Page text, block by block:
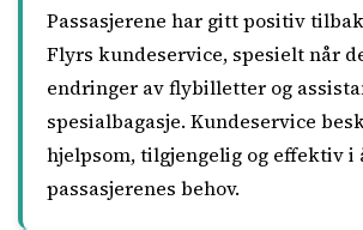
Passasjerene har gitt positiv
Flyrs kundeservice, spesielt når
endringer av flybilletter og
spesialbagasje. Kundeservice
hjelpsom, tilgjengelig og effektiv i
passasjerenes behov.